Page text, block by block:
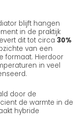
blijft hangen
in de praktijk
dit tot circa 30%
van een
formaat. Hierdoor
in veel
door de
de warmte in de
hybride